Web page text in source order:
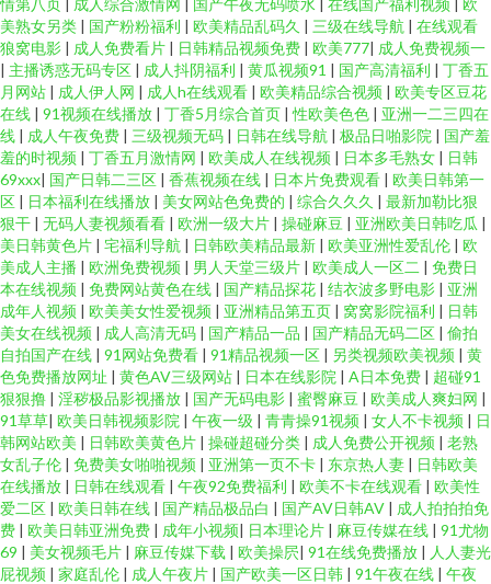
情第八页 | 成人综合激情网 | 国产午夜无码喷水 | 在线国产福利视频 | 欧
美熟女另类 | 国产粉粉福利 | 欧美精品乱码久 | 三级在线导航 | 在线观看
狼窝电影 | 成人免费看片 | 日韩精品视频免费 | 欧美777| 成人免费视频一
| 主播诱惑无码专区 | 成人抖阴福利 | 黄瓜视频91 | 国产高清福利 | 丁香五
月网站 | 成人伊人网 | 成人h在线观看 | 欧美精品综合视频 | 欧美专区豆花
在线 | 91视频在线播放 | 丁香5月综合首页 |性欧美色色 | 亚洲一二三四在
线 | 成人午夜免费 | 三级视频无码 | 日韩在线导航 | 极品日啪影院 | 国产羞
羞的时视频 | 丁香五月激情网 | 欧美成人在线视频 | 日本多毛熟女 | 日韩
69xxx| 国产日韩二三区 | 香蕉视频在线 | 日本片免费观看 | 欧美日韩第一
区 | 日本福利在线播放 | 美女网站色免费的 | 综合久久久 | 最新加勒比狠
狠干 | 无码人妻视频看看 | 欧洲一级大片 | 操碰麻豆 | 亚洲欧美日韩吃瓜 |
美日韩黄色片 | 宅福利导航 | 日韩欧美精品最新 | 欧美亚洲性爱乱伦 | 欧
美成人主播 | 欧洲免费视频 | 男人天堂三级片 | 欧美成人一区二 | 免费日
本在线视频 | 免费网站黄色在线 | 国产精品探花 | 结衣波多野电影 | 亚洲
成年人视频 | 欧美美女性爱视频 | 亚洲精品第五页 | 窝窝影院福利 | 日韩
美女在线视频 | 成人高清无码 | 国产精品一品 | 国产精品无码二区 | 偷拍
自拍国产在线 | 91网站免费看 | 91精品视频一区 | 另类视频欧美视频 | 黄
色免费播放网址 | 黄色AV三级网站 | 日本在线影院 | A日本免费 | 超碰91
狠狠撸 | 淫秽极品影视播放 | 国产无码电影 | 蜜臀麻豆 | 欧美成人爽妇网 |
91草草| 欧美日韩视频影院 | 午夜一级 | 青青操91视频 | 女人不卡视频 | 日
韩网站欧美 | 日韩欧美黄色片 | 操碰超碰分类 | 成人免费公开视频 | 老熟
女乱子伦 | 免费美女啪啪视频 | 亚洲第一页不卡 | 东京热人妻 | 日韩欧美
在线播放 | 日韩在线观看 | 午夜92免费福利 | 欧美不卡在线观看 | 欧美性
爱二区 | 欧美日韩在线 | 国产精品极品白 | 国产AV日韩AV | 成人拍拍拍免
费 | 欧美日韩亚洲免费 | 成年小视频| 日本理论片 | 麻豆传媒在线 | 91尤物
69 | 美女视频毛片 | 麻豆传媒下载 | 欧美操屄| 91在线免费播放 | 人人妻光
屁视频 | 家庭乱伦 | 成人午夜片 | 国产欧美一区日韩 | 91午夜在线 | 午夜